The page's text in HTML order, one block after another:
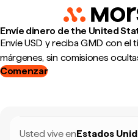
Envíe dinero de the United
Envíe USD y reciba GMD con el
márgenes, sin comisiones
Comenzar
Usted vive enEstados